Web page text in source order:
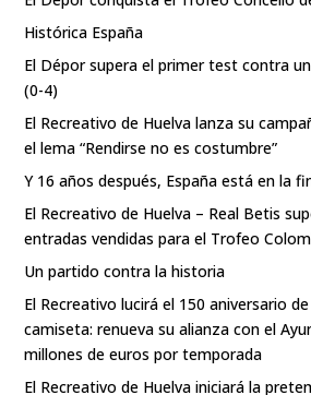
Histórica España
El Dépor supera el primer test contra
(0-4)
El Recreativo de Huelva lanza su
el lema “Rendirse no es costumbre”
Y 16 años después, España está en la
El Recreativo de Huelva – Real Betis
entradas vendidas para el Trofeo
Un partido contra la historia
El Recreativo lucirá el 150 aniversario
camiseta: renueva su alianza con el
millones de euros por temporada
El Recreativo de Huelva iniciará la